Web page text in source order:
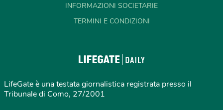
INFORMAZIONI SOCIETARIE
TERMINI E CONDIZIONI
LifeGate è una testata giornalistica registrata presso il
Tribunale di Como, 27/2001